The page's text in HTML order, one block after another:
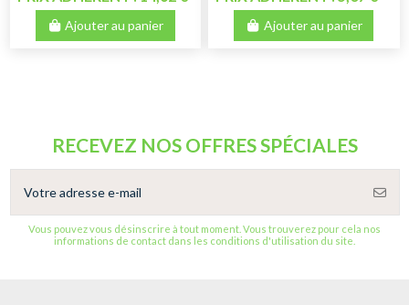
Ajouter au panier Ajouter au panier
RECEVEZ NOS OFFRES SPÉCIALES
Vous pouvez vous désinscrire à tout moment. Vous trouverez pour cela nos
informations de contact dans les conditions d'utilisation du site.